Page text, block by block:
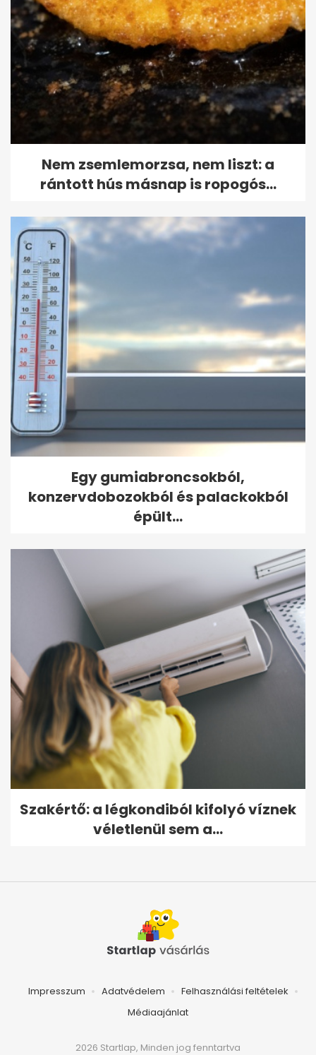
Nem zsemlemorzsa, nem liszt: a
rántott hús másnap is ropogós...
Egy gumiabroncsokból,
konzervdobozokból és palackokból
épült...
Szakértő: a légkondiból kifolyó víznek
véletlenül sem a...
Impresszum Adatvédelem
Felhasználási feltételek
Médiaajánlat
2026 Startlap, Minden jog fenntartva